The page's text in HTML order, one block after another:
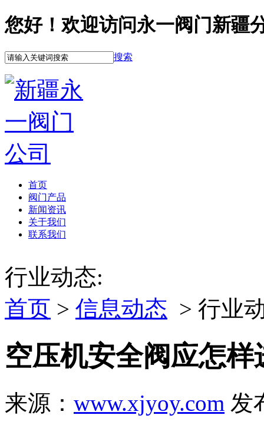
您好！欢迎访问永一阀门新疆
搜索
首页
阀门产品
新闻资讯
关于我们
联系我们
行业动态:
首页 > 信息动态 > 行业
空压机安全阀应怎样
来源： www.xjyoy.com 发